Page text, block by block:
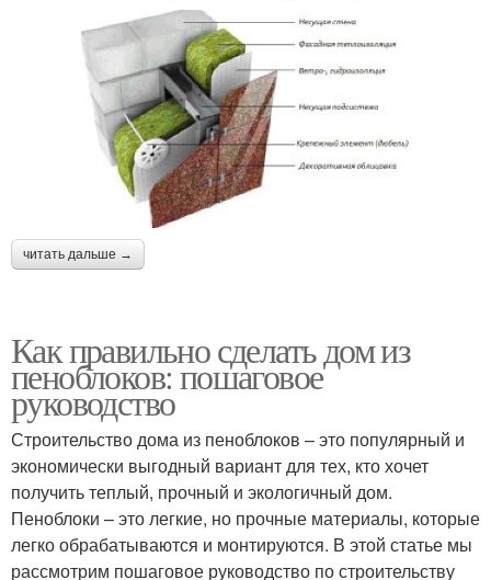
читать дальше →
Как правильно сделать дом из
пеноблоков: пошаговое
руководство
Строительство дома из пеноблоков – это популярный и
экономически выгодный вариант для тех, кто хочет
получить теплый, прочный и экологичный дом.
Пеноблоки – это легкие, но прочные материалы, которые
легко обрабатываются и монтируются. В этой статье мы
рассмотрим пошаговое руководство по строительству